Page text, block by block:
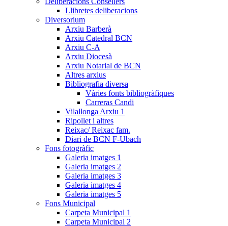
Llibretes deliberacions
Diversorium
Arxiu Barberà
Arxiu Catedral BCN
Arxiu C-A
Arxiu Diocesà
Arxiu Notarial de BCN
Altres arxius
Bibliografia diversa
Vàries fonts bibliogràfiques
Carreras Candi
Vilallonga Arxiu 1
Ripollet i altres
Reixac/ Reixac fam.
Diari de BCN F-Ubach
Fons fotogràfic
Galeria imatges 1
Galeria imatges 2
Galeria imatges 3
Galeria imatges 4
Galeria imatges 5
Fons Municipal
Carpeta Municipal 1
Carpeta Municipal 2